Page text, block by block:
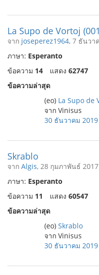
La Supo de Vortoj
จาก joseperez1964, 7 ธันวา
ภาษา: Esperanto
ข้อความ 14 แสดง 62747
ข้อความล่าสุด
(eo) La Supo de
จาก Vinisus
30 ธันวาคม 2019
Skrablo
จาก Algis, 28 กุมภาพันธ์ 2017
ภาษา: Esperanto
ข้อความ 11 แสดง 60547
ข้อความล่าสุด
(eo) Skrablo
จาก Vinisus
30 ธันวาคม 2019